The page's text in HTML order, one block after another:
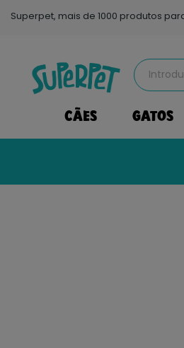
Superpet, mais de 1000 produtos
CÃES GATOS